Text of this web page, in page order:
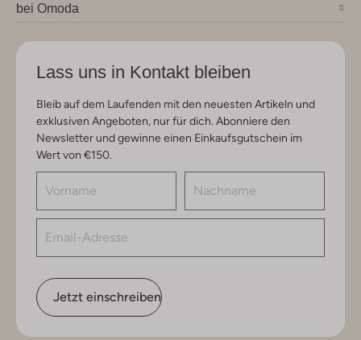
bei Omoda
Lass uns in Kontakt bleiben
Bleib auf dem Laufenden mit den neuesten Artikeln und
exklusiven Angeboten, nur für dich. Abonniere den
Newsletter und gewinne einen Einkaufsgutschein im
Wert von €150.
Jetzt einschreiben